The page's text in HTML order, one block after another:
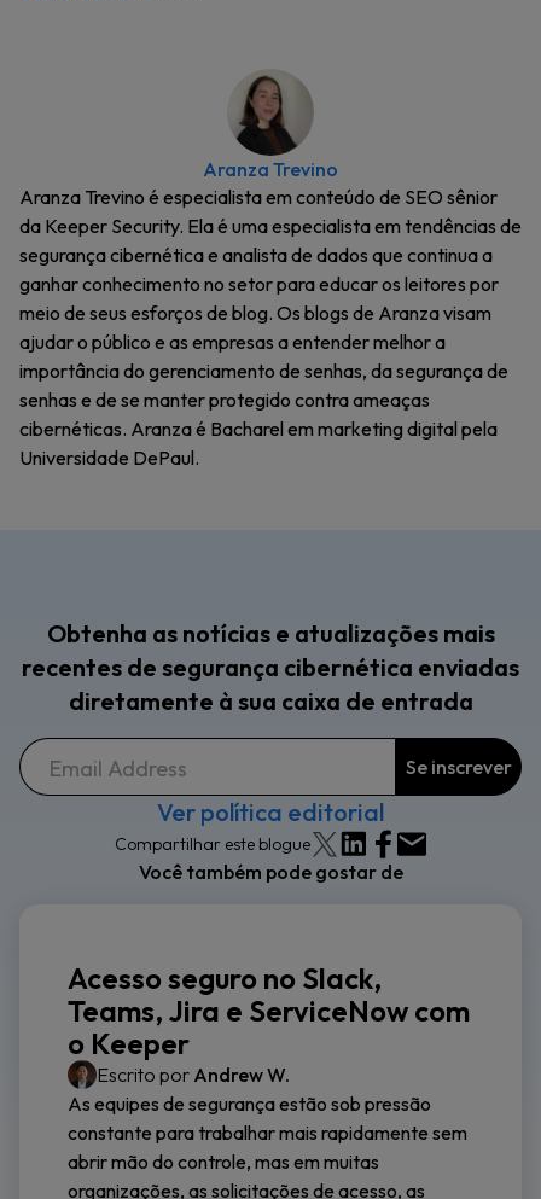
Aranza Trevino
Aranza Trevino é especialista em conteúdo de SEO sênior
da Keeper Security. Ela é uma especialista em tendências de
segurança cibernética e analista de dados que continua a
ganhar conhecimento no setor para educar os leitores por
meio de seus esforços de blog. Os blogs de Aranza visam
ajudar o público e as empresas a entender melhor a
importância do gerenciamento de senhas, da segurança de
senhas e de se manter protegido contra ameaças
cibernéticas. Aranza é Bacharel em marketing digital pela
Universidade DePaul.
Obtenha as notícias e atualizações mais
recentes de segurança cibernética enviadas
diretamente à sua caixa de entrada
Ver política editorial
Compartilhar este blogue
Você também pode gostar de
Acesso seguro no Slack,
Teams, Jira e ServiceNow com
o Keeper
Escrito por Andrew W.
As equipes de segurança estão sob pressão
constante para trabalhar mais rapidamente sem
abrir mão do controle, mas em muitas
organizações, as solicitações de acesso, as